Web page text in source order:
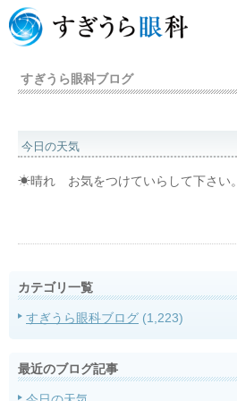
すぎうら眼科ブログ
今日の天気
☀晴れ お気をつけていらして下さい。
カテゴリ一覧
すぎうら眼科ブログ (1,223)
最近のブログ記事